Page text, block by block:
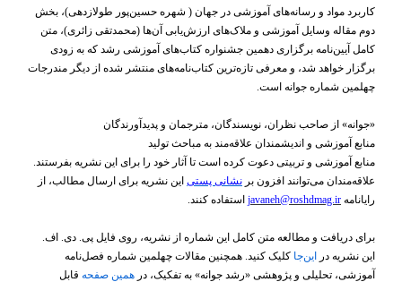
کاربرد مواد و رسانه‌های آموزشی در جهان ( شهره حسین‌پور طولازدهی)، بخش
دوم مقاله وسایل آموزشی و ملاک‌های ارزش‌یابی آن‌ها (محمدتقی زائری)، متن
کامل آیین‌نامه برگزاری دهمین جشنواره کتاب‌های آموزشی رشد که به زودی
برگزار خواهد شد، و معرفی تازه‌ترین کتاب‌نامه‌های منتشر شده از دیگر مندرجات
چهلمین شماره جوانه است.
«جوانه» از صاحب نظران، نویسندگان، مترجمان و پدیدآورندگان
منابع آموزشی و اندیشمندان علاقه‌مند به مباحث تولید
منابع آموزشی و تربیتی دعوت کرده است تا آثار خود را برای این نشریه بفرستند.
علاقه‌مندان می‌توانند افزون بر نشانی پستی این نشریه برای ارسال مطالب، از
رایانامه javaneh@roshdmag.ir استفاده کنند.
برای دریافت و مطالعه متن کامل این شماره از نشریه، روی فایل پی‌. دی. اف.
این نشریه در این‌جا کلیک کنید. همچنین مقالات چهلمین شماره فصل‌نامه
آموزشی، تحلیلی و پژوهشی «رشد جوانه» به تفکیک، در همین صفحه قابل